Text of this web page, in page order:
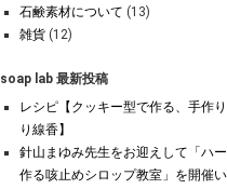
石鹸素材について (13)
雑貨 (12)
soap lab 最新投稿
レシピ【クッキー型で作る、手作
り線香】
針山まゆみ先生をお迎えして「ハ
作る咳止めシロップ教室」を開催